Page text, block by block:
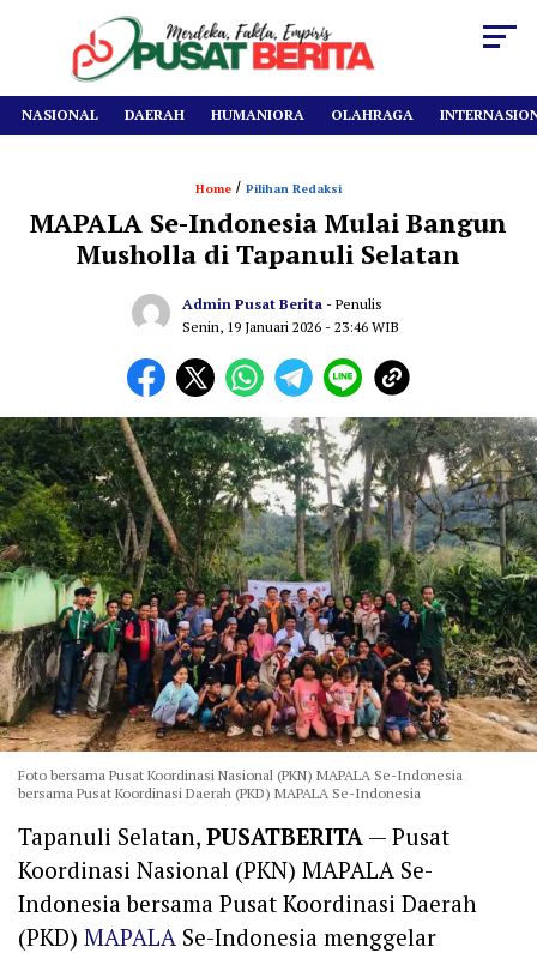
NASIONAL DAERAH HUMANIORA OLAHRAGA
Home / Pilihan Redaksi
MAPALA Se-Indonesia Mulai Bangun
Musholla di Tapanuli Selatan
Admin Pusat Berita - Penulis
Senin, 19 Januari 2026 - 23:46 WIB
Foto bersama Pusat Koordinasi Nasional (PKN) MAPALA Se-Indonesia
bersama Pusat Koordinasi Daerah (PKD) MAPALA Se-Indonesia
Tapanuli Selatan, PUSATBERITA — Pusat
Koordinasi Nasional (PKN) MAPALA Se-
Indonesia bersama Pusat Koordinasi Daerah
(PKD) MAPALA Se-Indonesia menggelar